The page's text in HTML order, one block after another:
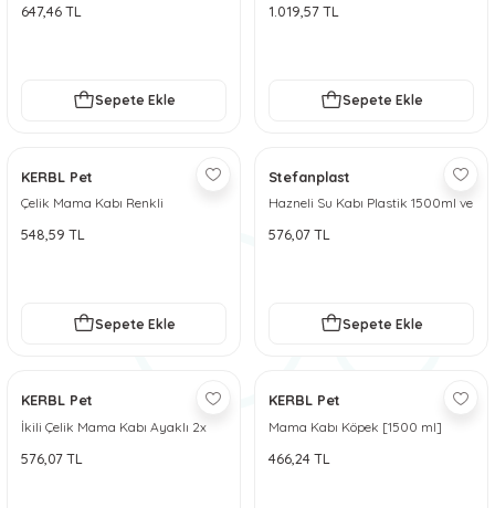
647,46 TL
Sepete Ekle
1.019,57 TL
Sepete Ekle
KERBL Pet
Çelik Mama Kabı Renkli
548,59 TL
Sepete Ekle
Stefanplast
Hazneli Su Kabı Plastik 1500ml ve
576,07 TL
Sepete Ekle
KERBL Pet
İkili Çelik Mama Kabı Ayaklı 2x
576,07 TL
KERBL Pet
Mama Kabı Köpek [1500 ml]
466,24 TL